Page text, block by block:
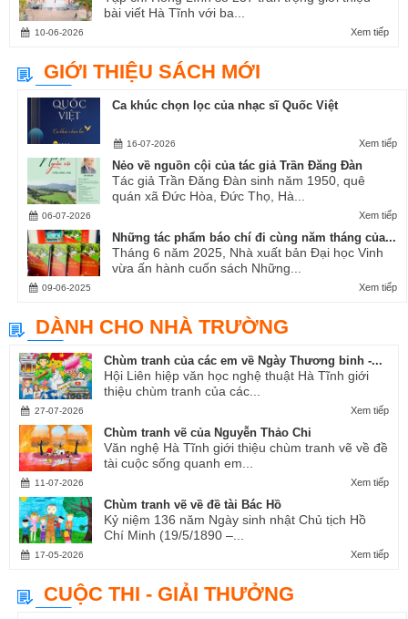
bài viết Hà Tĩnh với ba...
Xem tiếp
10-06-2026
GIỚI THIỆU SÁCH MỚI
Ca khúc chọn lọc của nhạc sĩ Quốc Việt
Xem tiếp
16-07-2026
Nẻo về nguồn cội của tác giả Trần Đăng Đàn
Tác giả Trần Đăng Đàn sinh năm 1950, quê
quán xã Đức Hòa, Đức Thọ, Hà...
Xem tiếp
06-07-2026
Những tác phẩm báo chí đi cùng năm tháng của...
Tháng 6 năm 2025, Nhà xuất bản Đại học Vinh
vừa ấn hành cuốn sách Những...
Xem tiếp
09-06-2025
DÀNH CHO NHÀ TRƯỜNG
Chùm tranh của các em về Ngày Thương binh -...
Hội Liên hiệp văn học nghệ thuật Hà Tĩnh giới
thiệu chùm tranh của các...
Xem tiếp
27-07-2026
Chùm tranh vẽ của Nguyễn Thảo Chi
Văn nghệ Hà Tĩnh giới thiệu chùm tranh vẽ về đề
tài cuộc sống quanh em...
Xem tiếp
11-07-2026
Chùm tranh vẽ về đề tài Bác Hồ
Kỷ niệm 136 năm Ngày sinh nhật Chủ tịch Hồ
Chí Minh (19/5/1890 –...
Xem tiếp
17-05-2026
CUỘC THI - GIẢI THƯỞNG